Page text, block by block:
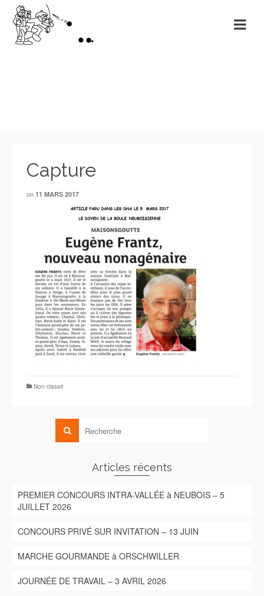
Capture
on 11 MARS 2017
Non classé
Articles récents
PREMIER CONCOURS INTRA-VALLÉE à NEUBOIS – 5
JUILLET 2026
CONCOURS PRIVÉ SUR INVITATION – 13 JUIN
MARCHE GOURMANDE à ORSCHWILLER
JOURNÉE DE TRAVAIL – 3 AVRIL 2026